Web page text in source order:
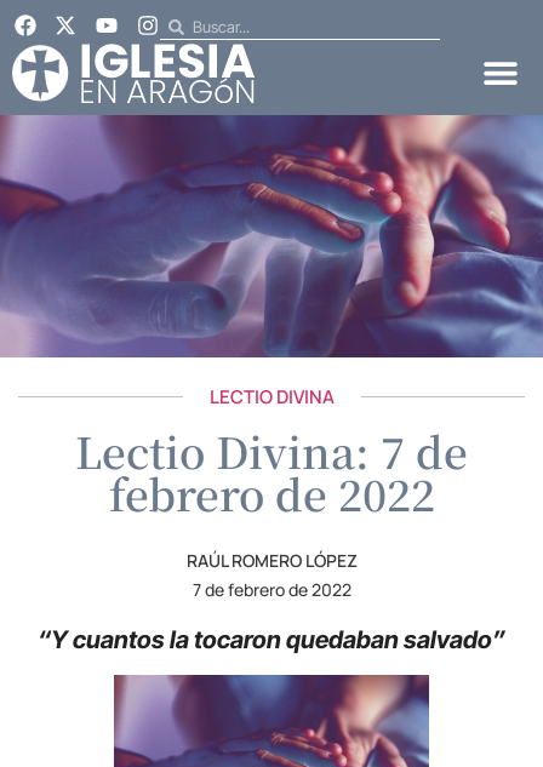
LECTIO DIVINA
Lectio Divina: 7 de
febrero de 2022
RAÚL ROMERO LÓPEZ
7 de febrero de 2022
“Y cuantos la tocaron quedaban salvado”